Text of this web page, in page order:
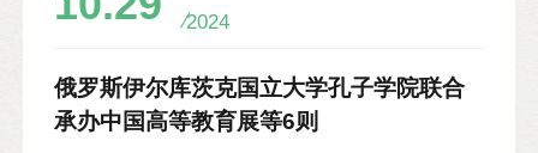
坛等高层次对话交流机制等做主旨发言。巴西科
帕斯卡·巴雷蒂介绍中巴关系合作与发展成果，
并肯定了孔院在推进中巴地方合作与人文交流等
方面所做的贡献。与会人员围绕环境保护、国际
2024
俄罗斯伊尔库茨克国立大学孔子学院联合
承办中国高等教育展等6则